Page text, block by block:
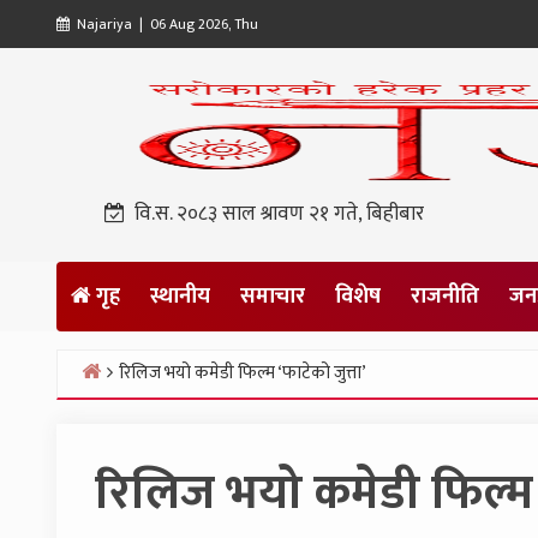
to
Najariya | 06 Aug 2026, Thu
वि.स. २०८३ साल श्रावण २१ गते, बिहीबार
गृह स्थानीय समाचार विशेष राजनीति
Home
रिलिज भयो कमेडी फिल्म ‘फाटेको जुत्ता’
रिलिज भयो कमेडी फिल्म